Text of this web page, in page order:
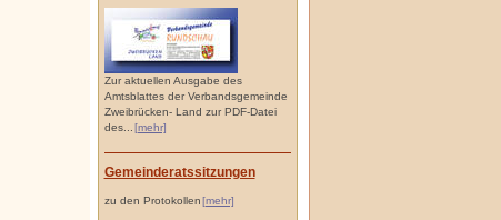
Zur aktuellen Ausgabe des
Amtsblattes der Verbandsgemeinde
Zweibrücken- Land zur PDF-Datei
des...[mehr]
Gemeinderatssitzungen
zu den Protokollen[mehr]